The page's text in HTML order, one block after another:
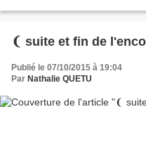
❨ suite et fin de
Publié le 07/10/2015 à 19:04
Par Nathalie QUETU